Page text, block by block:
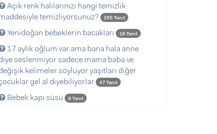
Açık renk halılarınızı hangi temizlik
temizliyorsunuz?
265 Yanıt
Yenidoğan bebeklerin bacakları 16 Yanıt
17 aylık oğlum var ama bana hala anne
seslenmiyor sadece mama baba ve
kelimeler söylüyor yaşıtları diğer
gel al diyebiliyorlar
47 Yanıt
Bebek kapı süsü 8 Yanıt